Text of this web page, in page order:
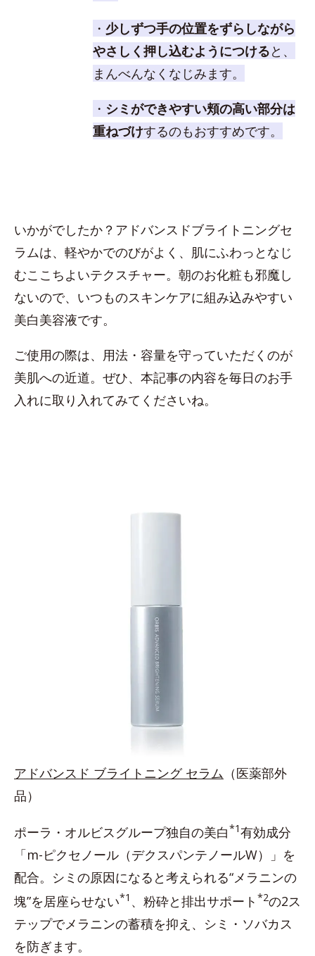
・ 少しずつ手の位置をずらしながら
やさしく押し込むようにつけると、
まんべんなくなじみます。
・ シミができやすい頬の高い部分は
重ねづけするのもおすすめです。
いかがでしたか？アドバンスドブライトニングセ
ラムは、軽やかでのびがよく、肌にふわっとなじ
むここちよいテクスチャー。朝のお化粧も邪魔し
ないので、いつものスキンケアに組み込みやすい
美白美容液です。
ご使用の際は、用法・容量を守っていただくのが
美肌への近道。ぜひ、本記事の内容を毎日のお手
入れに取り入れてみてくださいね。
アドバンスド ブライトニング セラム （医薬部外
品）
ポーラ・オルビスグループ独自の美白*1有効成分
「m-ピクセノール（デクスパンテノールW）」を
配合。シミの原因になると考えられる“メラニンの
塊”を居座らせない*1 、粉砕と排出サポート *2の2ス
テップでメラニンの蓄積を抑え、シミ・ソバカス
を防ぎます。